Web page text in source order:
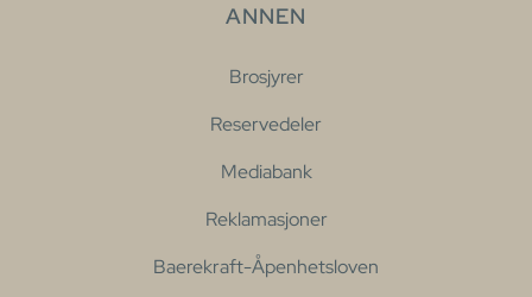
ANNEN
Brosjyrer
Reservedeler
Mediabank
Reklamasjoner
Baerekraft-Åpenhetsloven